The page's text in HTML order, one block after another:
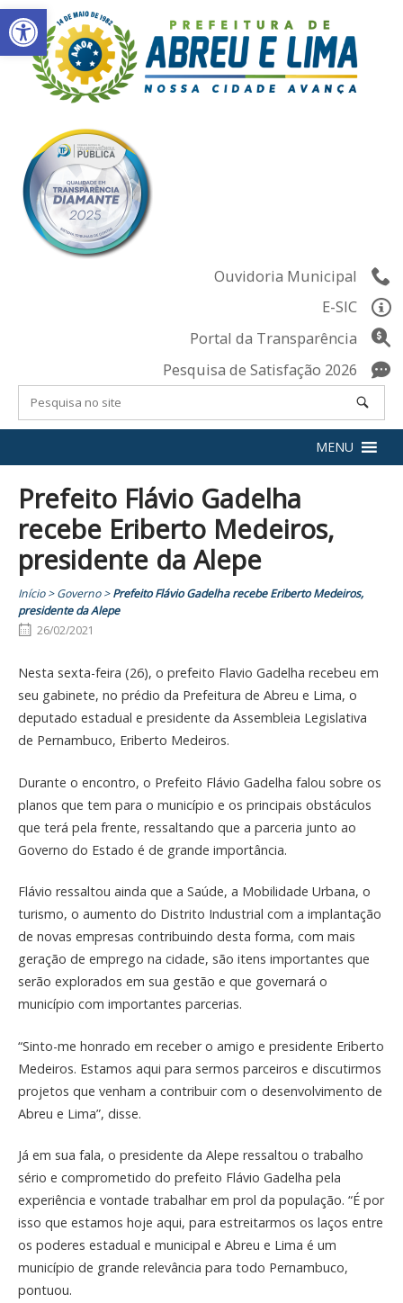
Abrir a barra de ferramentas
Skip
to
content
Ouvidoria Municipal
E-SIC
Portal da Transparência
Pesquisa de Satisfação 2026
MENU
Prefeito Flávio Gadelha
recebe Eriberto Medeiros,
presidente da Alepe
Início>Governo>Prefeito Flávio Gadelha recebe Eriberto Medeiros,
presidente da Alepe
26/02/2021
Nesta sexta-feira (26), o prefeito Flavio Gadelha recebeu em
seu gabinete, no prédio da Prefeitura de Abreu e Lima, o
deputado estadual e presidente da Assembleia Legislativa
de Pernambuco, Eriberto Medeiros.
Durante o encontro, o Prefeito Flávio Gadelha falou sobre os
planos que tem para o município e os principais obstáculos
que terá pela frente, ressaltando que a parceria junto ao
Governo do Estado é de grande importância.
Flávio ressaltou ainda que a Saúde, a Mobilidade Urbana, o
turismo, o aumento do Distrito Industrial com a implantação
de novas empresas contribuindo desta forma, com mais
geração de emprego na cidade, são itens importantes que
serão explorados em sua gestão e que governará o
município com importantes parcerias.
“Sinto-me honrado em receber o amigo e presidente Eriberto
Medeiros. Estamos aqui para sermos parceiros e discutirmos
projetos que venham a contribuir com o desenvolvimento de
Abreu e Lima”, disse.
Já em sua fala, o presidente da Alepe ressaltou o trabalho
sério e comprometido do prefeito Flávio Gadelha pela
experiência e vontade trabalhar em prol da população. “É por
isso que estamos hoje aqui, para estreitarmos os laços entre
os poderes estadual e municipal e Abreu e Lima é um
município de grande relevância para todo Pernambuco,
pontuou.